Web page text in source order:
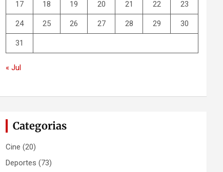
17 18 19 20 21 22 23
24 25 26 27 28 29 30
31
« Jul
Categorias
Cine (20)
Deportes (73)